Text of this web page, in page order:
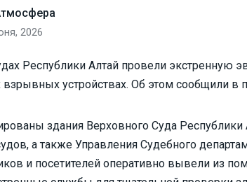
2026
Республики Алтай провели экстренную
устройствах. Об этом сообщили в
здания Верховного Суда
а также Управления Судебного
и посетителей оперативно вывели из